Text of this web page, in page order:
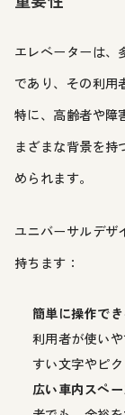
エレベーターは、
であり、その利用
特に、高齢者や障
まざまな背景を持
められます。
ユニバーサルデザ
持ちます：
簡単に操作で
利用者が使い
すい文字やピク
広い車内スペ